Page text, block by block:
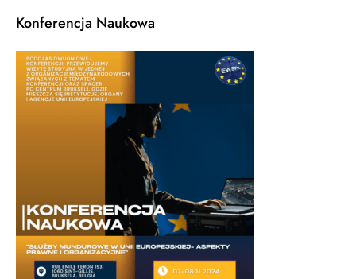
Konferencja Naukowa